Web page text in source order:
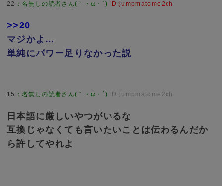
22 ：名無しの読者さん(｀・ω・´) ID:jumpmatome2ch
>>20
マジかよ…
単純にパワー足りなかった説
15 ：名無しの読者さん(｀・ω・´) ID:jumpmatome2ch
日本語に厳しいやつがいるな
互換じゃなくても言いたいことは伝わるんだか
ら許してやれよ